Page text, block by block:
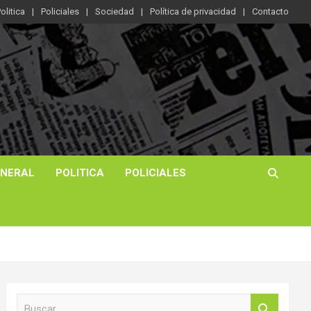
Policiales Sociedad Política de privacidad Contacto
POLITICA POLICIALES